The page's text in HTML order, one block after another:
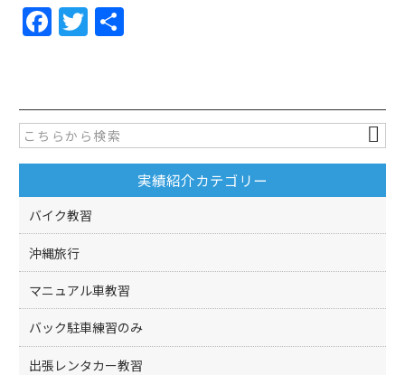
F
a
e
b
o
o
k
T
w
er
実績紹介カテゴリー
バイク教習
沖縄旅行
マニュアル車教習
バック駐車練習のみ
出張レンタカー教習